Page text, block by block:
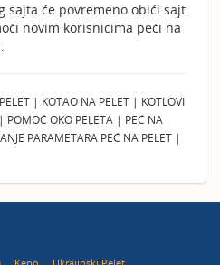
sajta će povremeno obići sajt
novim korisnicima peći na
| KOTAO NA PELET | KOTLOVI
POMOĆ OKO PELETA | PEĆ NA
PARAMETARA PEĆ NA PELET |